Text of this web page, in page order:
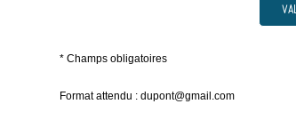
* Champs obligatoires
Format attendu : dupont@gmail.com